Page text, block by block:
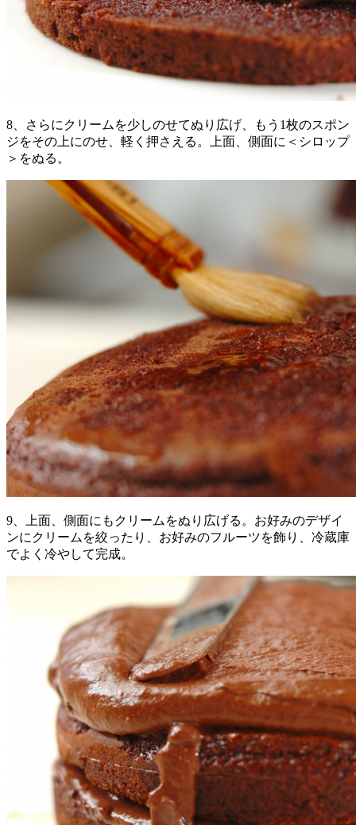
8、さらにクリームを少しのせてぬり広げ、もう1枚のスポン
ジをその上にのせ、軽く押さえる。上面、側面に＜シロップ
＞をぬる。
9、上面、側面にもクリームをぬり広げる。お好みのデザイ
ンにクリームを絞ったり、お好みのフルーツを飾り、冷蔵庫
でよく冷やして完成。